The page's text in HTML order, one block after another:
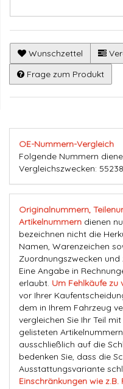
Wunschzettel
Frage zum Produkt
OE-Nummern-Vergleich
Folgende Nummern
Vergleichszwecken:
Originalnummern,
Artikelnummern dienen
bezeichnen nicht die
Namen, Warenzeichen
Zuordnungszwecken und
Eine Angabe in
erlaubt. Um Fehlkäufe zu
vor Ihrer
dem in Ihrem Fahrzeug
vergleichen Sie Ihr Teil
gelisteten
ausschließlich auf die
bedenken Sie, dass die
Ausstattungsvariante
Einschränkungen wie